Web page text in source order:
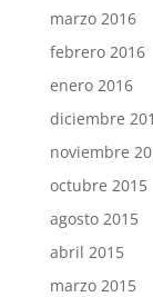
marzo 2016
febrero 2016
enero 2016
diciembre
noviembre
octubre 2015
agosto 2015
abril 2015
marzo 2015